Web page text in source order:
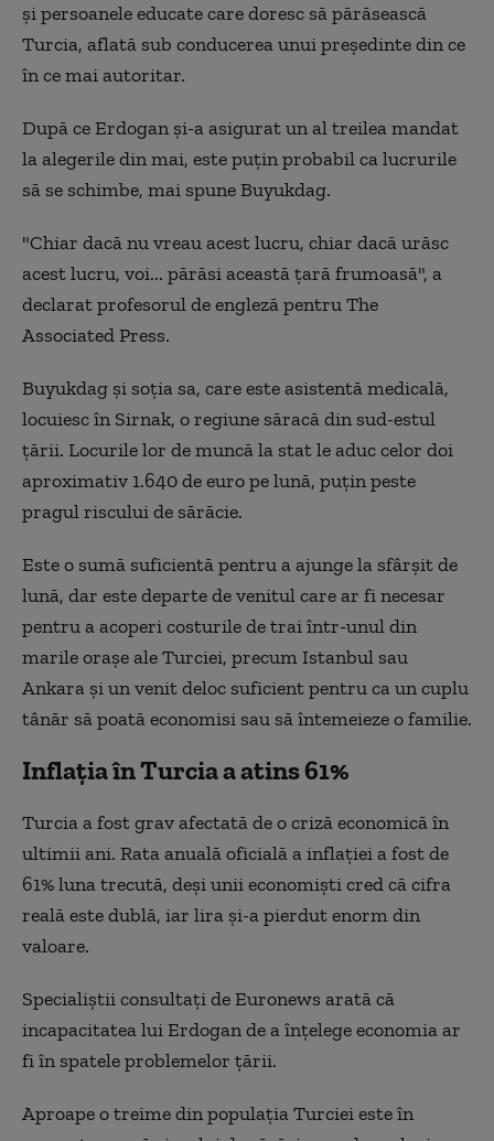
și persoanele educate care doresc să părăsească
Turcia, aflată sub conducerea unui președinte din ce
în ce mai autoritar.
După ce Erdogan și-a asigurat un al treilea mandat
la alegerile din mai, este puțin probabil ca lucrurile
să se schimbe, mai spune Buyukdag.
"Chiar dacă nu vreau acest lucru, chiar dacă urăsc
acest lucru, voi... părăsi această țară frumoasă", a
declarat profesorul de engleză pentru The
Associated Press.
Buyukdag și soția sa, care este asistentă medicală,
locuiesc în Sirnak, o regiune săracă din sud-estul
țării. Locurile lor de muncă la stat le aduc celor doi
aproximativ 1.640 de euro pe lună, puțin peste
pragul riscului de sărăcie.
Este o sumă suficientă pentru a ajunge la sfârșit de
lună, dar este departe de venitul care ar fi necesar
pentru a acoperi costurile de trai într-unul din
marile orașe ale Turciei, precum Istanbul sau
Ankara și un venit deloc suficient pentru ca un cuplu
tânăr să poată economisi sau să întemeieze o familie.
Inflația în Turcia a atins 61%
Turcia a fost grav afectată de o criză economică în
ultimii ani. Rata anuală oficială a inflației a fost de
61% luna trecută, deși unii economiști cred că cifra
reală este dublă, iar lira și-a pierdut enorm din
valoare.
Specialiștii consultați de Euronews arată că
incapacitatea lui Erdogan de a înțelege economia ar
fi în spatele problemelor țării.
Aproape o treime din populația Turciei este în